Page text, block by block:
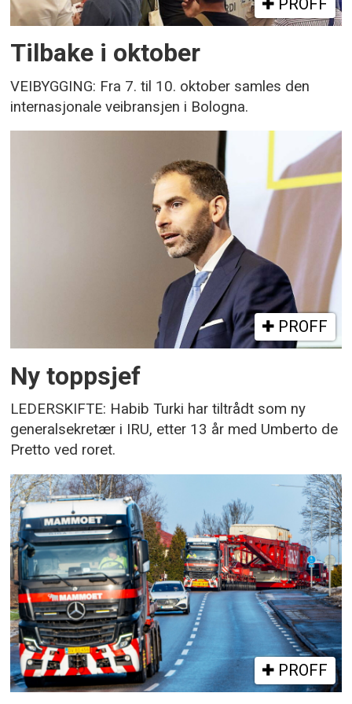
Tilbake i oktober
VEIBYGGING: Fra 7. til 10. oktober samles den
internasjonale veibransjen i Bologna.
PROFF
Ny toppsjef
LEDERSKIFTE: Habib Turki har tiltrådt som ny
generalsekretær i IRU, etter 13 år med Umberto de
Pretto ved roret.
PROFF